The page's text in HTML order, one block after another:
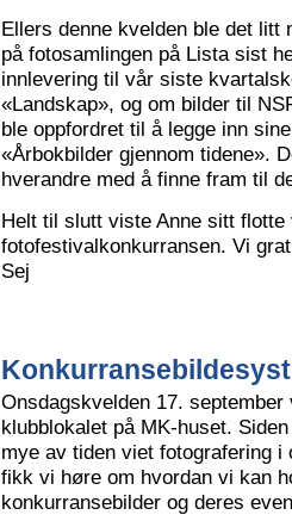
Ellers denne kvelden ble det litt
på fotosamlingen på Lista sist
innlevering til vår siste
«Landskap», og om bilder til
ble oppfordret til å legge inn
«Årbokbilder gjennom tidene».
hverandre med å finne fram til
Helt til slutt viste Anne sitt flotte
fotofestivalkonkurransen. Vi
Sej
Onsdagskvelden 17.
klubblokalet på MK-huset.
mye av tiden viet fotografering
fikk vi høre om hvordan vi kan
konkurransebilder og deres